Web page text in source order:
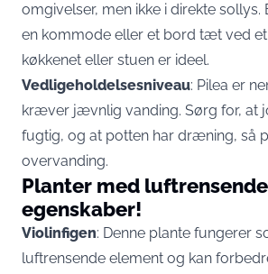
omgivelser, men ikke i direkte sollys.
en kommode eller et bord tæt ved
køkkenet eller stuen er ideel.
Vedligeholdelsesniveau: Pilea er
kræver jævnlig vanding. Sørg for, at
fugtig, og at potten har dræning, så
overvanding.
Planter med luftrensende
egenskaber!
Violinfigen: Denne plante fungerer
luftrensende element og kan